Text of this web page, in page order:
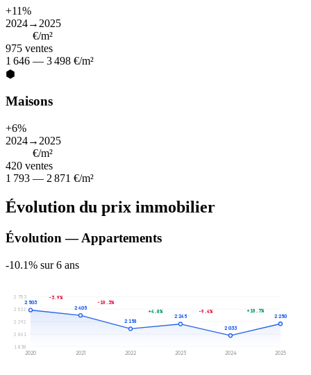
+11%
2024→2025
€/m²
975 ventes
1 646 — 3 498 €/m²
⬢
Maisons
+6%
2024→2025
€/m²
420 ventes
1 793 — 2 871 €/m²
Évolution du prix immobilier
Évolution — Appartements
-10.1% sur 6 ans
1 830
2 061
2 292
2 522
2 753
2 503
2020
2 405
2021
2 158
2022
2 245
2023
2 033
2024
2 250
2025
-3.9%
-10.3%
+4.0%
-9.4% +10.7%